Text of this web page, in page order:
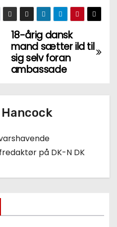
18-årig dansk
mand sætter ild til
sig selv foran
ambassade
Hancock
på DK-N DK